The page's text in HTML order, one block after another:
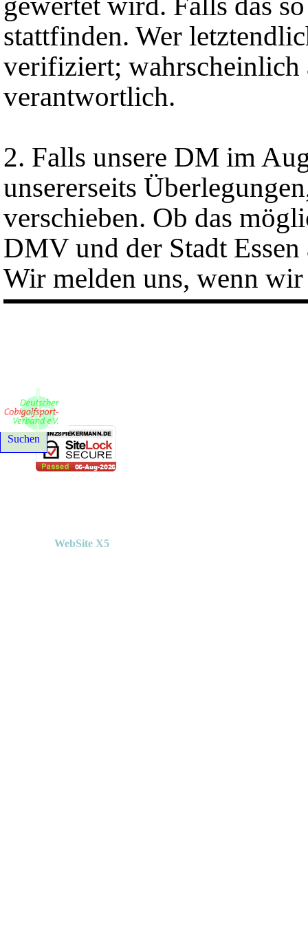
stattfinden. Wer
verifiziert; wahrscheinlich
verantwortlich.
2. Falls unsere DM im
unsererseits
verschieben. Ob das
DMV und der Stadt Essen
Wir melden uns, wenn wir
© 2021-2026 Deutscher Cobigolfsport-Verband e. V. - Alle
Suchen
WebSite X5